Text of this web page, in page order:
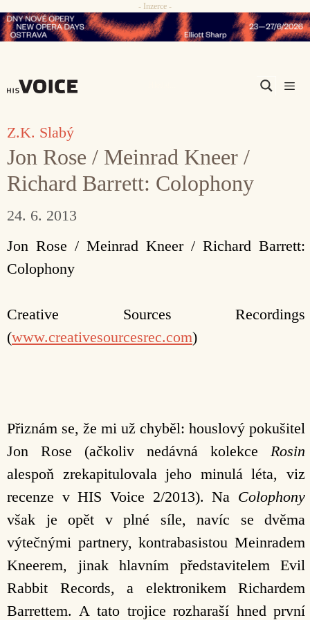
Přeskočit
na
- Inzerce -
Z.K. Slabý
Jon Rose / Meinrad Kneer /
Richard Barrett: Colophony
24. 6. 2013
Jon Rose / Meinrad Kneer / Richard Barrett:
Colophony
Creative Sources Recordings
(www.creativesourcesrec.com)
Přiznám se, že mi už chyběl: houslový pokušitel
Jon Rose (ačkoliv nedávná kolekce Rosin
alespoň zrekapitulovala jeho minulá léta, viz
recenze v HIS Voice 2/2013). Na Colophony
však je opět v plné síle, navíc se dvěma
výtečnými partnery, kontrabasistou Meinradem
Kneerem, jinak hlavním představitelem Evil
Rabbit Records, a elektronikem Richardem
Barrettem. A tato trojice rozharaší hned první